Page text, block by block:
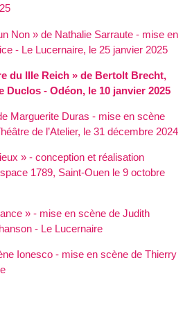
Non » de Nathalie Sarraute - mise en
- Le Lucernaire, le 25 janvier 2025
du IIIe Reich » de Bertolt Brecht,
Duclos - Odéon, le 10 janvier 2025
Marguerite Duras - mise en scène
de l’Atelier, le 31 décembre 2024
» - conception et réalisation
1789, Saint-Ouen le 9 octobre
» - mise en scène de Judith
- Le Lucernaire
Ionesco - mise en scène de Thierry